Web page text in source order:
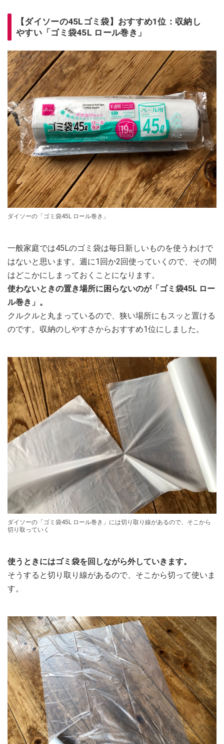
【ダイソーの45Lゴミ袋】おすすめ1位：収納し
やすい「ゴミ袋45L ロール巻き」
ダイソーの「ゴミ袋45L ロール巻き」
一般家庭では45Lのゴミ袋は毎日新しいものを使うわけで
はないと思います。週に1回か2回使っていくので、その間
はどこかにしまっておくことになります。
使わないときの置き場所に困らないのが「ゴミ袋45L ロー
ル巻き」。
クルクルと丸まっているので、狭い場所にもスッと置ける
のです。収納のしやすさからおすすめ1位にしました。
ダイソーの「ゴミ袋45L ロール巻き」には切り取り線があるので、そこから
切り取っていく
使うときにはゴミ袋を回しながら外していきます。
そうすると切り取り線があるので、そこから切って使いま
す。